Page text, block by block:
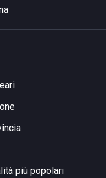
più popolari